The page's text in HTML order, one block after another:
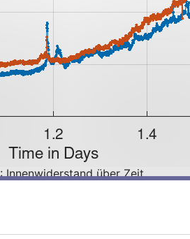
Innenwiderstand über Zeit
alle Messungen bei zwei